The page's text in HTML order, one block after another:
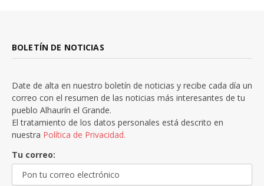
BOLETÍN DE NOTICIAS
Date de alta en nuestro boletín de noticias y recibe cada día un
correo con el resumen de las noticias más interesantes de tu
pueblo Alhaurín el Grande.
El tratamiento de los datos personales está descrito en
nuestra Política de Privacidad.
Tu correo: